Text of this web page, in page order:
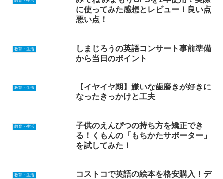
に使ってみた感想とレビュー！良い点
悪い点！
教育・生活
しまじろうの英語コンサート事前準備
から当日のポイント
教育・生活
【イヤイヤ期】嫌いな歯磨きが好きに
なったきっかけと工夫
教育・生活
子供のえんぴつの持ち方を矯正でき
る！くもんの「もちかたサポーター」
を試してみた！
教育・生活
コストコで英語の絵本を格安購入！デ